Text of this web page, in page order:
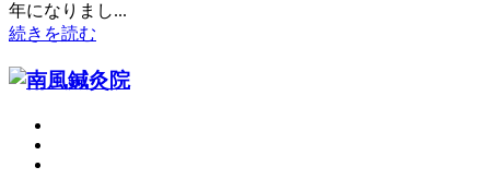
年になりまし...
続きを読む